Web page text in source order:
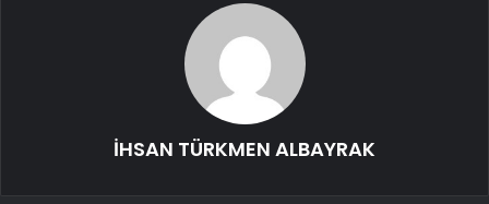
İHSAN TÜRKMEN ALBAYRAK